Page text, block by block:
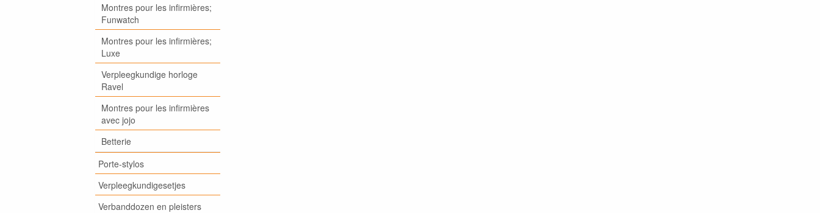
Montres pour les infirmières;
Funwatch
Montres pour les infirmières;
Luxe
Verpleegkundige horloge
Ravel
Montres pour les infirmières
avec jojo
Betterie
Porte-stylos
Verpleegkundigesetjes
Verbanddozen en pleisters